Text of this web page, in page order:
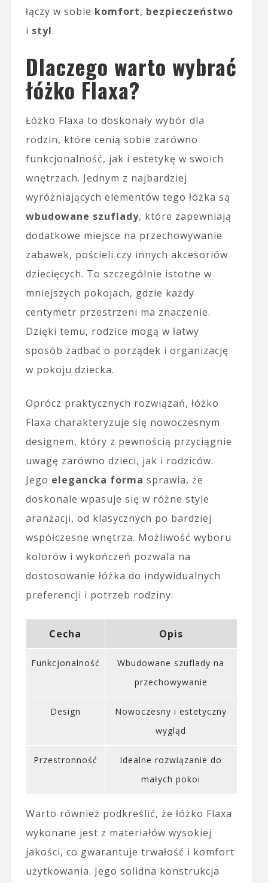
łączy w sobie komfort, bezpieczeństwo
i styl.
Dlaczego warto wybrać
łóżko Flaxa?
Łóżko Flaxa to doskonały wybór dla
rodzin, które cenią sobie zarówno
funkcjonalność, jak i estetykę w swoich
wnętrzach. Jednym z najbardziej
wyróżniających elementów tego łóżka są
wbudowane szuflady, które zapewniają
dodatkowe miejsce na przechowywanie
zabawek, pościeli czy innych akcesoriów
dziecięcych. To szczególnie istotne w
mniejszych pokojach, gdzie każdy
centymetr przestrzeni ma znaczenie.
Dzięki temu, rodzice mogą w łatwy
sposób zadbać o porządek i organizację
w pokoju dziecka.
Oprócz praktycznych rozwiązań, łóżko
Flaxa charakteryzuje się nowoczesnym
designem, który z pewnością przyciągnie
uwagę zarówno dzieci, jak i rodziców.
Jego elegancka forma sprawia, że
doskonale wpasuje się w różne style
aranżacji, od klasycznych po bardziej
współczesne wnętrza. Możliwość wyboru
kolorów i wykończeń pozwala na
dostosowanie łóżka do indywidualnych
preferencji i potrzeb rodziny.
Cecha Opis
Funkcjonalność
Wbudowane szuflady na
przechowywanie
Design
Nowoczesny i estetyczny
wygląd
Przestronność
Idealne rozwiązanie do
małych pokoi
Warto również podkreślić, że łóżko Flaxa
wykonane jest z materiałów wysokiej
jakości, co gwarantuje trwałość i komfort
użytkowania. Jego solidna konstrukcja